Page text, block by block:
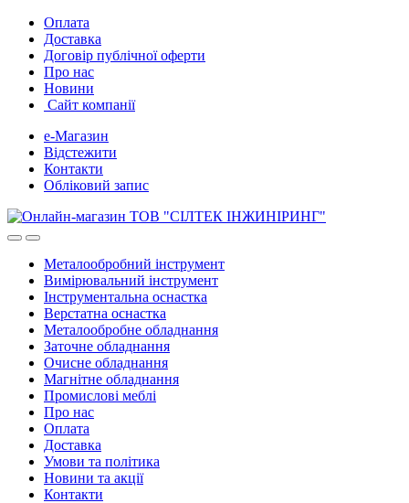
Skip
navigation
Skip
content
Оплата
Доставка
Договір публічної оферти
Про нас
Новини
Сайт компанії
е-Магазин
Відстежити
Контакти
Обліковий запис
Металообробний інструмент
Вимірювальний інструмент
Інструментальна оснастка
Верстатна оснастка
Металообробне обладнання
Заточне обладнання
Очисне обладнання
Магнітне обладнання
Промислові меблі
Про нас
Оплата
Доставка
Умови та політика
Новини та акції
Контакти